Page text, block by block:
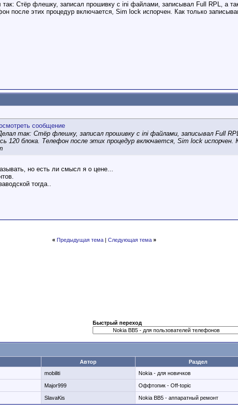
Стёр флешку, записал прошивку с ini файлами, записывал Full RPL, а
после этих процедур включается, Sim lock испорчен. Как только
так: Стёр флешку, записал прошивку с ini файлами, записывал Full
120 блока. Телефон после этих процедур включается, Sim lock
но есть ли смысл я о цене...
тогда..
« Предыдущая тема| Следующая тема »
Быстрый переход
Автор Раздел
mobiliti Nokia - для новичков
Major999 Оффтопик - Off-topic
SlavaKis Nokia BB5 - аппаратный ремонт